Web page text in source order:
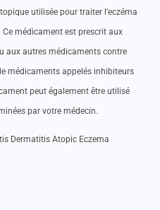
utilisée pour traiter l’eczéma
médicament est prescrit aux
aux autres médicaments contre
médicaments appelés inhibiteurs
peut également être utilisé
par votre médecin.
Dermatitis Atopic Eczema